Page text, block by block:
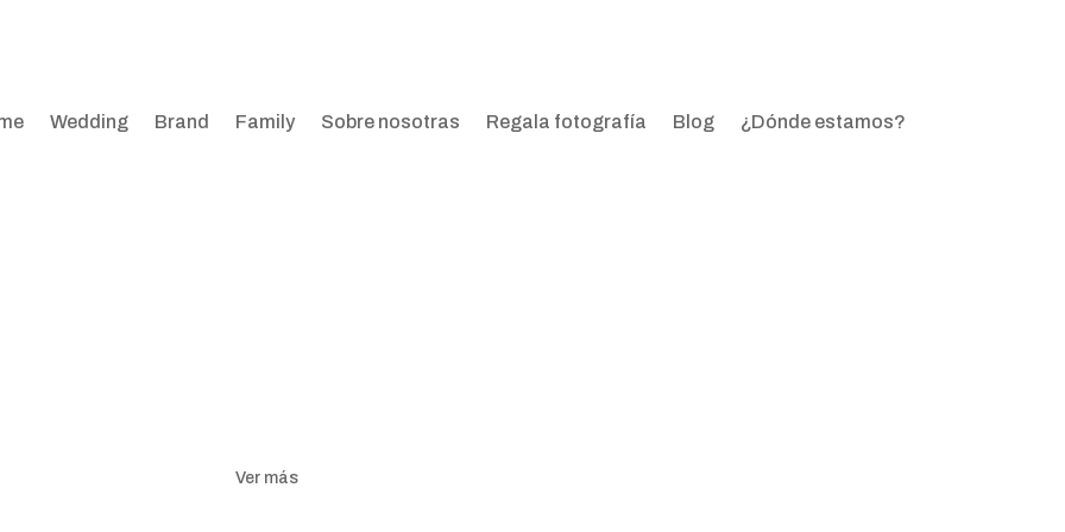
Wedding Brand Family Sobre nosotras Regala fotografía Blog ¿Dónde estamos?
Ver más